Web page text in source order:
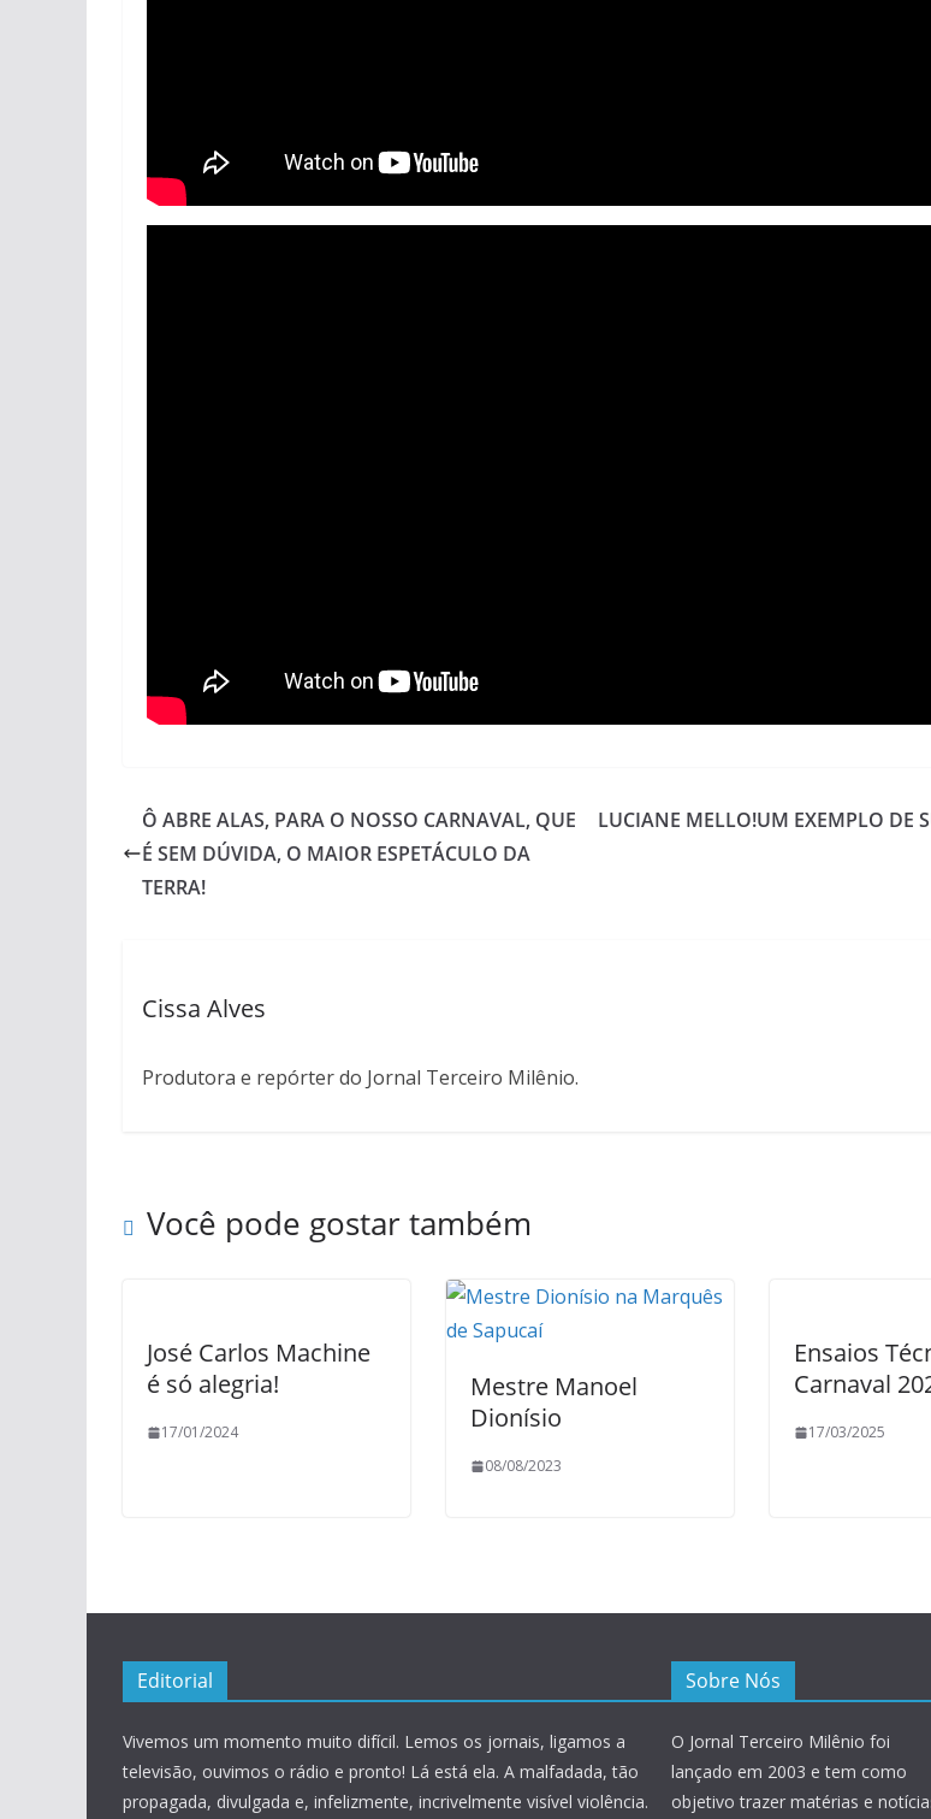
Ô ABRE ALAS, PARA O NOSSO CARNAVAL, QUE
É SEM DÚVIDA, O MAIOR ESPETÁCULO DA
TERRA!
LUCIANE MELLO!UM EXEMPLO DE
Cissa Alves
Produtora e repórter do Jornal Terceiro Milênio.
Você pode gostar também
José Carlos Machine
é só alegria!
17/01/2024
Mestre Manoel
Dionísio
08/08/2023
Ensaios
Carnaval
17/03/2025
Editorial
Vivemos um momento muito difícil. Lemos os jornais, ligamos a
televisão, ouvimos o rádio e pronto! Lá está ela. A malfadada, tão
propagada, divulgada e, infelizmente, incrivelmente visível violência.
Sobre Nós
O Jornal Terceiro Milênio foi
lançado em 2003 e tem como
objetivo trazer matérias e